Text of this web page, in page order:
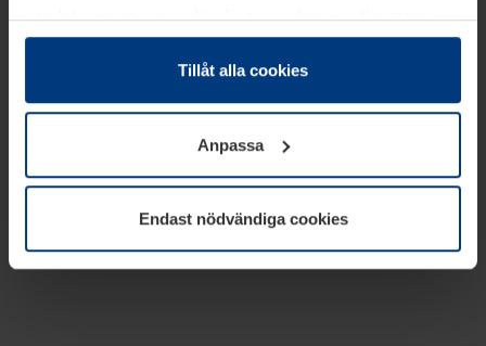
samlat in inom ramen för din användning av tjänsterna.
Juridiskt kan vi lagra kakor på din enhet, om de är
absolut nödvändiga för driften av den här webbplatsen.
godkännande kan du när som helst ändra eller återkalla i
informationen om kakor underDataskyddsförklaring
vår webbplats.
Tillåt alla cookies
Anpassa
Endast nödvändiga cookies